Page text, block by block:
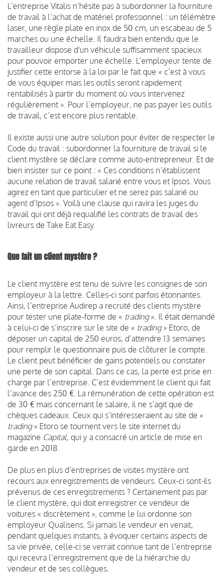
L’entreprise Vitalis n’hésite pas à subordonner la fourniture
de travail à l’achat de matériel professionnel : un télémètre
laser, une règle plate en inox de 50 cm, un escabeau de 5
marches ou une échelle. Il faudra bien entendu que le
travailleur dispose d'un véhicule suffisamment spacieux
pour pouvoir emporter une échelle. L’employeur tente de
justifier cette entorse à la loi par le fait que « c’est à vous
de vous équiper mais les outils seront rapidement
rentabilisés à partir du moment où vous intervenez
régulièrement ». Pour l’employeur, ne pas payer les outils
de travail, c’est encore plus rentable.
Il existe aussi une autre solution pour éviter de respecter le
Code du travail : subordonner la fourniture de travail si le
client mystère se déclare comme auto-entrepreneur. Et de
bien insister sur ce point : « Ces conditions n’établissent
aucune relation de travail salarié entre vous et Ipsos. Vous
agirez en tant que particulier et ne serez pas salarié ou
agent d’Ipsos ». Voilà une clause qui ravira les juges du
travail qui ont déjà requalifié les contrats de travail des
livreurs de Take Eat Easy.
Que fait un client mystère ?
Le client mystère est tenu de suivre les consignes de son
employeur à la lettre. Celles-ci sont parfois étonnantes.
Ainsi, l’entreprise Audirep a recruté des clients mystère
pour tester une plate-forme de « trading». Il était demandé
à celui-ci de s’inscrire sur le site de « trading» Etoro, de
déposer un capital de 250 euros, d’attendre 13 semaines
pour remplir le questionnaire puis de clôturer le compte.
Le client peut bénéficier de gains potentiels ou constater
une perte de son capital. Dans ce cas, la perte est prise en
charge par l’entreprise. C’est évidemment le client qui fait
l’avance des 250 €. La rémunération de cette opération est
de 30 € mais concernant le salaire, il ne s’agit que de
chèques cadeaux. Ceux qui s’intéresseraient au site de «
trading» Etoro se tournent vers le site internet du
magazine Capital, qui y a consacré un article de mise en
garde en 2018.
De plus en plus d’entreprises de visites mystère ont
recours aux enregistrements de vendeurs. Ceux-ci sont-ils
prévenus de ces enregistrements ? Certainement pas par
le client mystère, qui doit enregistrer ce vendeur de
voitures « discrètement », comme le lui ordonne son
employeur Qualisens. Si jamais le vendeur en venait,
pendant quelques instants, à évoquer certains aspects de
sa vie privée, celle-ci se verrait connue tant de l’entreprise
qui recevra l’enregistrement que de la hiérarchie du
vendeur et de ses collègues.